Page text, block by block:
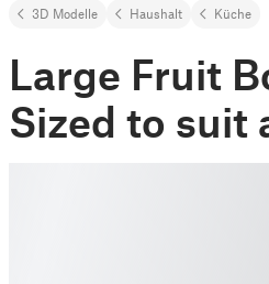
3D Modelle Haushalt Küche
Large Fruit
Sized to suit